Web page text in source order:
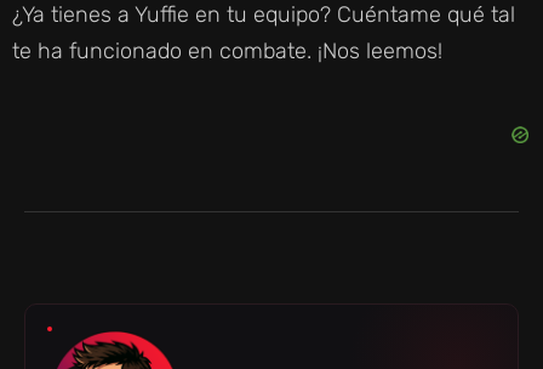
¿Ya tienes a Yuffie en tu equipo? Cuéntame qué tal
te ha funcionado en combate. ¡Nos leemos!